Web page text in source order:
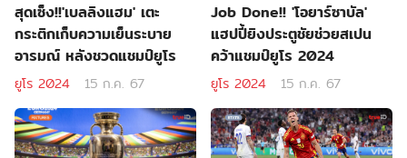
สุดเซ็ง!!'เบลลิงแฮม' เตะ
กระติกเก็บความเย็นระบาย
อารมณ์ หลังชวดแชมป์ยูโร
ยูโร 2024 15 ก.ค. 67
Job Done!! 'โอยาร์ซาบัล'
แฮปปี้ยิงประตูชัยช่วยสเปน
คว้าแชมป์ยูโร 2024
ยูโร 2024 15 ก.ค. 67